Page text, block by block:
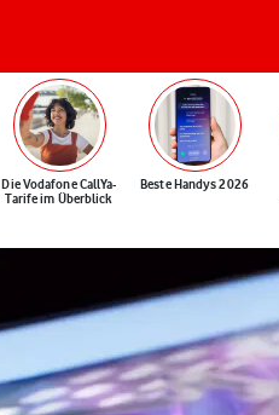
Die Vodafone CallYa-
Tarife im Überblick
Beste Handys 2026